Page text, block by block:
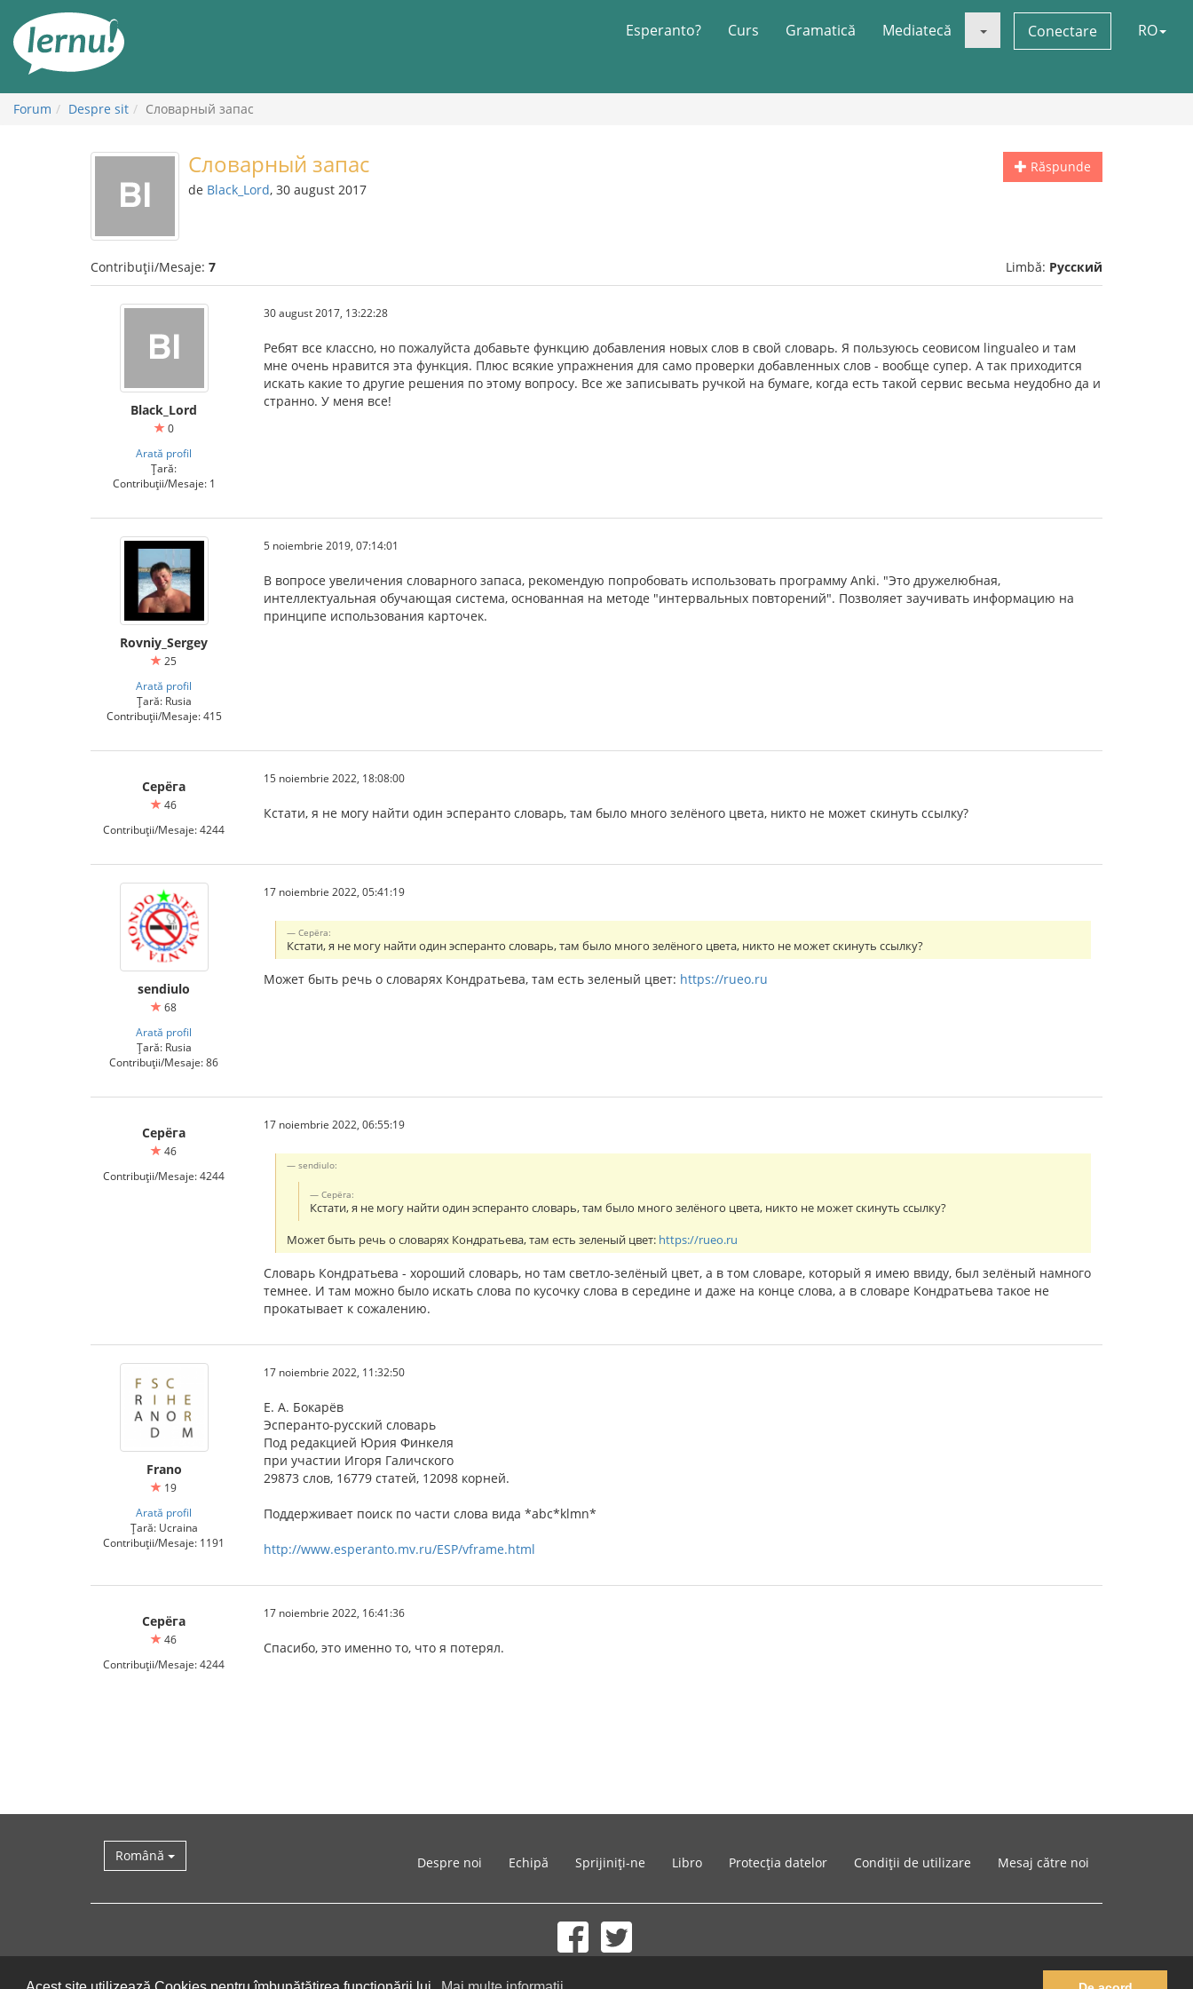
conținut
Esperanto? Curs Gramatică Mediatecă Conectare RO
Forum Despre sit Словарный запас
Răspunde
Словарный запас
de Black_Lord, 30 august 2017
Contribuții/Mesaje: 7 Limbă: Русский
Black_Lord
0
Arată profil
Țară:
Contribuții/Mesaje: 1
30 august 2017, 13:22:28
Ребят все классно, но пожалуйста добавьте функцию добавления новых слов в свой словарь. Я пользуюсь сеовисом lingualeo и там
мне очень нравится эта функция. Плюс всякие упражнения для само проверки добавленных слов - вообще супер. А так приходится
искать какие то другие решения по этому вопросу. Все же записывать ручкой на бумаге, когда есть такой сервис весьма неудобно да и
странно. У меня все!
Rovniy_Sergey
25
Arată profil
Țară: Rusia
Contribuții/Mesaje: 415
5 noiembrie 2019, 07:14:01
В вопросе увеличения словарного запаса, рекомендую попробовать использовать программу Anki. "Это дружелюбная,
интеллектуальная обучающая система, основанная на методе "интервальных повторений". Позволяет заучивать информацию на
принципе использования карточек.
Серёга
46
Contribuții/Mesaje: 4244
15 noiembrie 2022, 18:08:00
Кстати, я не могу найти один эсперанто словарь, там было много зелёного цвета, никто не может скинуть ссылку?
sendiulo
68
Arată profil
Țară: Rusia
Contribuții/Mesaje: 86
17 noiembrie 2022, 05:41:19
Серёга:
Кстати, я не могу найти один эсперанто словарь, там было много зелёного цвета, никто не может скинуть ссылку?
Может быть речь о словарях Кондратьева, там есть зеленый цвет: https://rueo.ru
Серёга
46
Contribuții/Mesaje: 4244
17 noiembrie 2022, 06:55:19
sendiulo:
Серёга:
Кстати, я не могу найти один эсперанто словарь, там было много зелёного цвета, никто не может скинуть ссылку?
Может быть речь о словарях Кондратьева, там есть зеленый цвет: https://rueo.ru
Словарь Кондратьева - хороший словарь, но там светло-зелёный цвет, а в том словаре, который я имею ввиду, был зелёный намного
темнее. И там можно было искать слова по кусочку слова в середине и даже на конце слова, а в словаре Кондратьева такое не
прокатывает к сожалению.
Frano
19
Arată profil
Țară: Ucraina
Contribuții/Mesaje: 1191
17 noiembrie 2022, 11:32:50
Е. А. Бокарёв
Эсперанто-русский словарь
Под редакцией Юрия Финкеля
при участии Игоря Галичского
29873 слов, 16779 статей, 12098 корней.
Поддерживает поиск по части слова вида *abc*klmn*
http://www.esperanto.mv.ru/ESP/vframe.html
Серёга
46
Contribuții/Mesaje: 4244
17 noiembrie 2022, 16:41:36
Спасибо, это именно то, что я потерял.
Română Despre noi Echipă Sprijiniți-ne Libro Protecția datelor Condiții de utilizare Mesaj către noi